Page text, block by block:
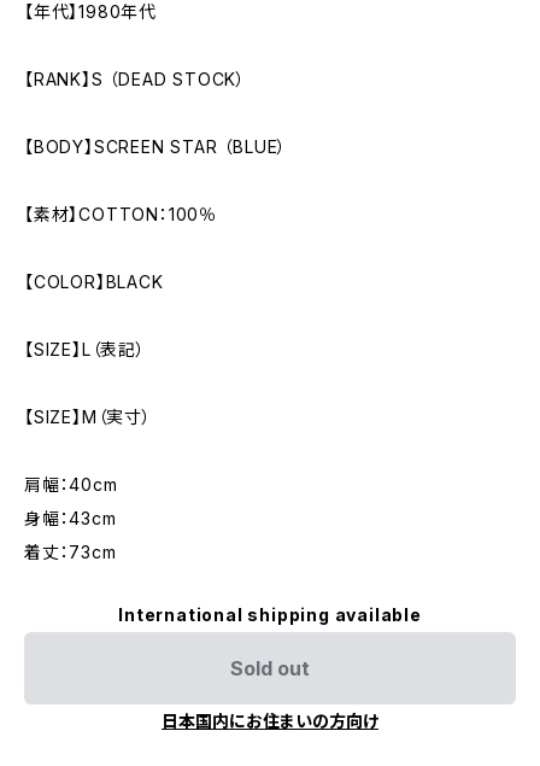
【年代】1980年代
【RANK】S （DEAD STOCK）
【BODY】SCREEN STAR （BLUE）
【素材】COTTON：100％
【COLOR】BLACK
【SIZE】L（表記）
【SIZE】M（実寸）
肩幅：40cm
身幅：43cm
着丈：73cm
International shipping available
Sold out
日本国内にお住まいの方向け